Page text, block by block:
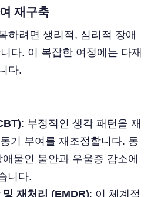
재구축
하려면 생리적, 심리적 장애
다. 이 복잡한 여정에는 다재
다.
: 부정적인 생각 패턴을 재
기 부여를 재조정합니다. 동
물인 불안과 우울증 감소에
니다.
재처리 (EMDR): 이 체계적